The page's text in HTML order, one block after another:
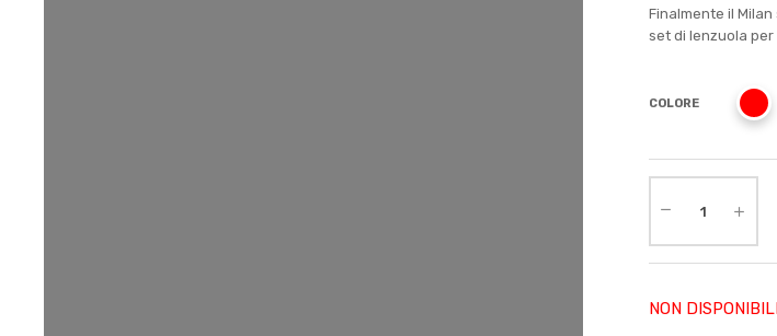
Finalmente il
set di lenzuola
COLORE
NON